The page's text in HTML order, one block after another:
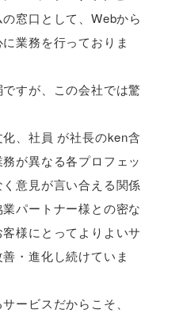
窓口として、Webから
業務を行っておりま
すが、この会社では驚
、社員 が社長のken含
が異なる各プロフェッ
意見が言い合える関係
パートナー様との密な
様にとってよりよいサ
・進化し続けていま
ービスだからこそ、